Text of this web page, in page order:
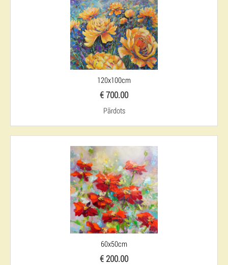
120x100cm
€ 700.00
Pārdots
60x50cm
€ 200.00